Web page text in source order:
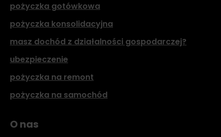
pożyczka gotówkowa
pożyczka konsolidacyjna
masz dochód z działalności gospodarczej?
ubezpieczenie
pożyczka na remont
pożyczka na samochód
O nas